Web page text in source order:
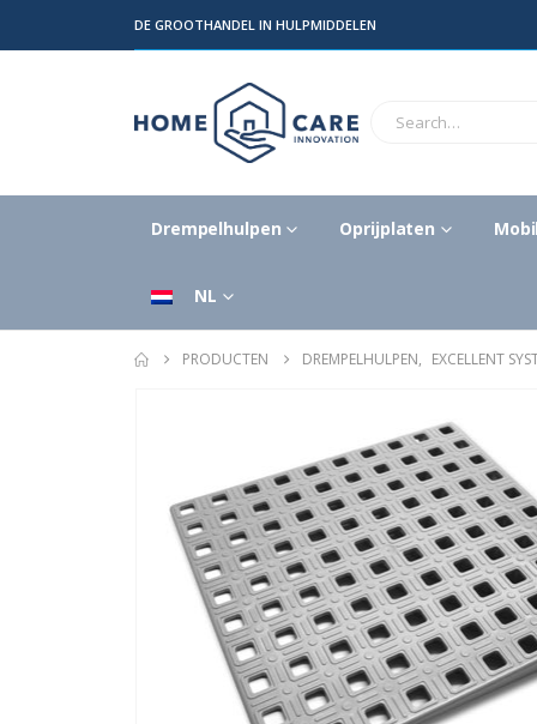
DE GROOTHANDEL IN HULPMIDDELEN
Drempelhulpen Oprijplaten
NL
PRODUCTEN DREMPELHULPEN, EXCELLENT